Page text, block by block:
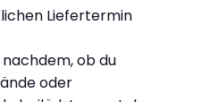
Liefertermin
ob du
oder